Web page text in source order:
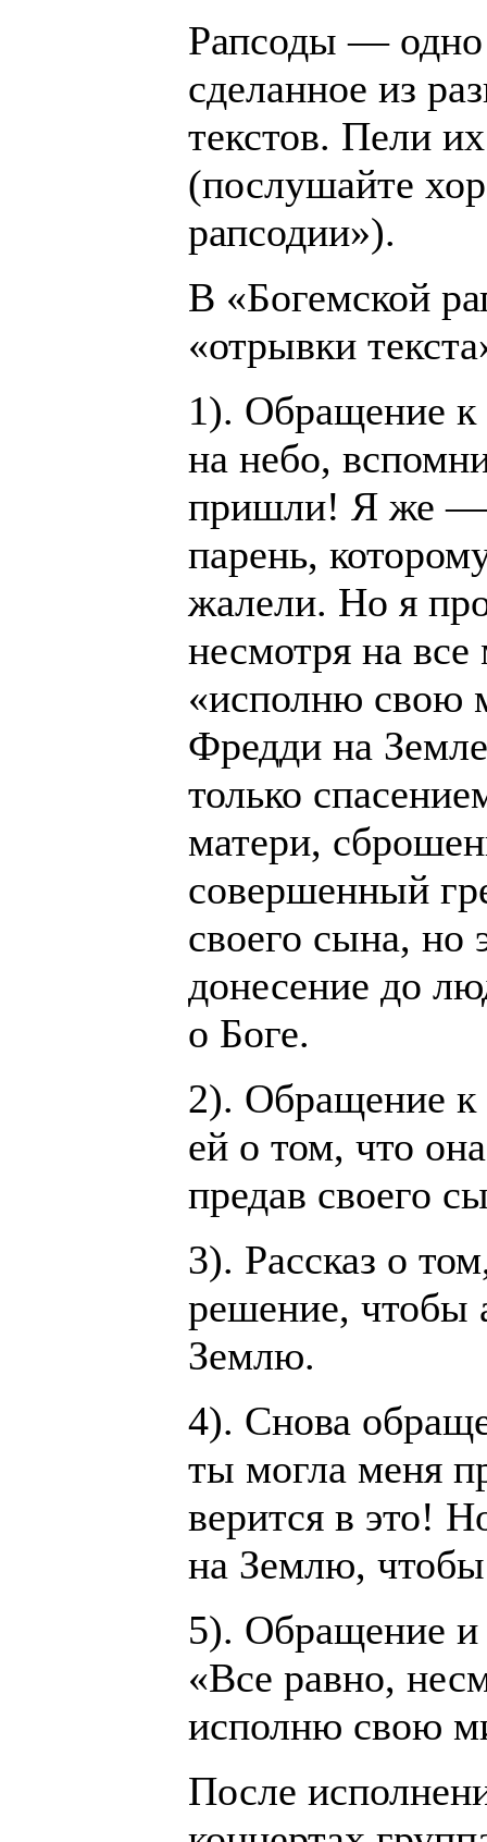
Рапсоды — одно
сделанное из
текстов. Пели
(послушайте
рапсодии»).
В «Богемской
«отрывки
1). Обращение
на небо,
пришли! Я же —
парень,
жалели. Но я
несмотря на все
«исполню свою
Фредди на
только
матери,
совершенный
своего сына,
донесение до
о Боге.
2). Обращение к
ей о том, что
предав своего
3). Рассказ о
решение, чтобы
Землю.
4). Снова
ты могла меня
верится в это!
на Землю, чтобы
5). Обращение
«Все равно,
исполню свою
После